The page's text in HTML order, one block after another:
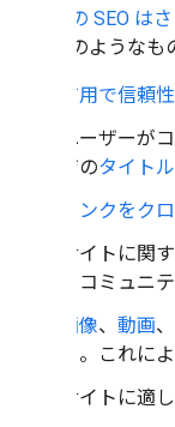
サイトの SEO は
策は次のようなも
有用で信頼
ユーザーが
ジのタイト
リンクをク
サイトに関
るコミュニ
画像、 動画、
る。これに
サイトに適